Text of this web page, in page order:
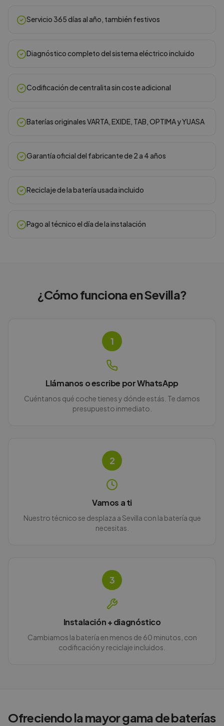
Servicio 365 días al año, también festivos
Diagnóstico completo del sistema eléctrico incluido
Codificación de centralita sin coste adicional
Baterías originales VARTA, EXIDE, TAB, OPTIMA y YUASA
Garantía oficial del fabricante de 2 a 4 años
Reciclaje de la batería usada incluido
Pago al técnico el día de la instalación
¿Cómo funciona enSevilla?
1
Llámanos o escribe por WhatsApp
Cuéntanos qué coche tienes y dónde estás. Te damos
presupuesto inmediato.
2
Vamos a ti
Nuestro técnico se desplaza a Sevilla con la batería que
necesitas.
3
Instalación + diagnóstico
Cambiamos la batería en menos de 60 minutos, con
codificación y reciclaje incluidos.
Ofreciendo la mayor gama de baterías